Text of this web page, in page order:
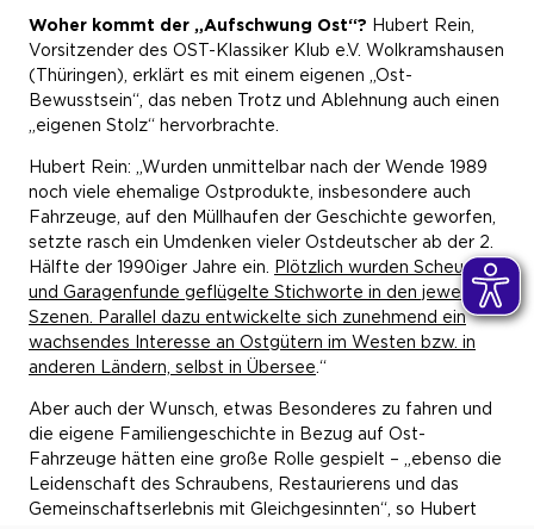
Woher kommt der „Aufschwung Ost“? Hubert Rein,
Vorsitzender des OST-Klassiker Klub e.V. Wolkramshausen
(Thüringen), erklärt es mit einem eigenen „Ost-
Bewusstsein“, das neben Trotz und Ablehnung auch einen
„eigenen Stolz“ hervorbrachte.
Hubert Rein: „Wurden unmittelbar nach der Wende 1989
noch viele ehemalige Ostprodukte, insbesondere auch
Fahrzeuge, auf den Müllhaufen der Geschichte geworfen,
setzte rasch ein Umdenken vieler Ostdeutscher ab der 2.
Hälfte der 1990iger Jahre ein. Plötzlich wurden Scheunen -
und Garagenfunde geflügelte Stichworte in den jeweiligen
Szenen. Parallel dazu entwickelte sich zunehmend ein
wachsendes Interesse an Ostgütern im Westen bzw. in
anderen Ländern, selbst in Übersee.“
Aber auch der Wunsch, etwas Besonderes zu fahren und
die eigene Familiengeschichte in Bezug auf Ost-
Fahrzeuge hätten eine große Rolle gespielt – „ebenso die
Leidenschaft des Schraubens, Restaurierens und das
Gemeinschaftserlebnis mit Gleichgesinnten“, so Hubert